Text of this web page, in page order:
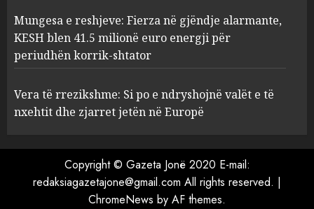
5
Vera të rrezikshme: Si po e
ndryshojnë valët e të nxehtit
dhe zjarret jetën në Europë
AUGUST 6, 2026
Mungesa e reshjeve: Fierza në gjëndje alarmante,
KESH blen 41.5 milionë euro energji për
periudhën korrik-shtator
Vera të rrezikshme: Si po e ndryshojnë valët e të
nxehtit dhe zjarret jetën në Europë
Copyright © Gazeta Jonë 2020 E-mail:
redaksiagazetajone@gmail.com All rights reserved. |
ChromeNews by AF themes.